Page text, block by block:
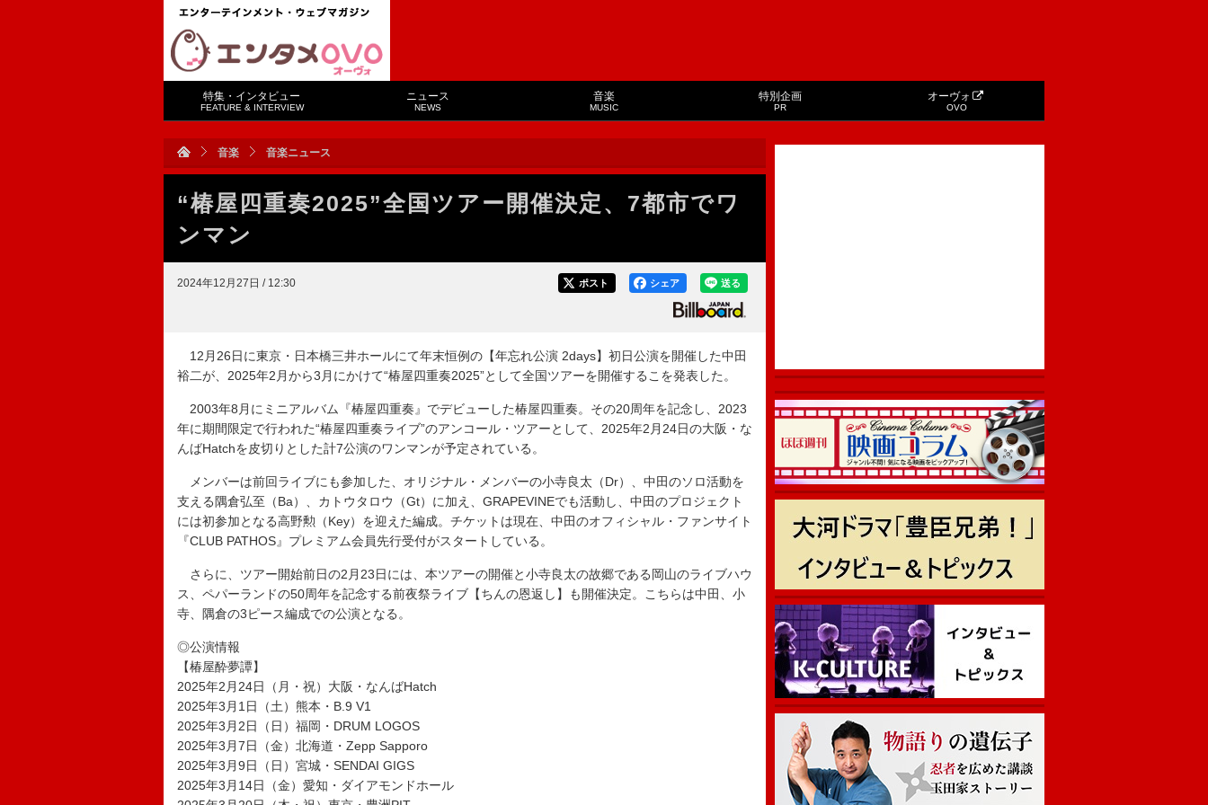
特集・インタビュー
FEATURE & INTERVIEW
ニュース
NEWS
音楽
MUSIC
特別企画
PR
オーヴォ
OVO
音楽 音楽ニュース
“椿屋四重奏2025”全国ツアー開催決定、7都市でワ
ンマン
2024年12月27日 / 12:30 送る
シェア
ポスト
12月26日に東京・日本橋三井ホールにて年末恒例の【年忘れ公演 2days】初日公演を開催した中田
裕二が、2025年2月から3月にかけて“椿屋四重奏2025”として全国ツアーを開催するこを発表した。
2003年8月にミニアルバム『椿屋四重奏』でデビューした椿屋四重奏。その20周年を記念し、2023
年に期間限定で行われた“椿屋四重奏ライブ”のアンコール・ツアーとして、2025年2月24日の大阪・な
んばHatchを皮切りとした計7公演のワンマンが予定されている。
メンバーは前回ライブにも参加した、オリジナル・メンバーの小寺良太（Dr）、中田のソロ活動を
支える隅倉弘至（Ba）、カトウタロウ（Gt）に加え、GRAPEVINEでも活動し、中田のプロジェクト
には初参加となる高野勲（Key）を迎えた編成。チケットは現在、中田のオフィシャル・ファンサイト
『CLUB PATHOS』プレミアム会員先行受付がスタートしている。
さらに、ツアー開始前日の2月23日には、本ツアーの開催と小寺良太の故郷である岡山のライブハウ
ス、ペパーランドの50周年を記念する前夜祭ライブ【ちんの恩返し】も開催決定。こちらは中田、小
寺、隅倉の3ピース編成での公演となる。
◎公演情報
【椿屋酔夢譚】
2025年2月24日（月・祝）大阪・なんばHatch
2025年3月1日（土）熊本・B.9 V1
2025年3月2日（日）福岡・DRUM LOGOS
2025年3月7日（金）北海道・Zepp Sapporo
2025年3月9日（日）宮城・SENDAI GIGS
2025年3月14日（金）愛知・ダイアモンドホール